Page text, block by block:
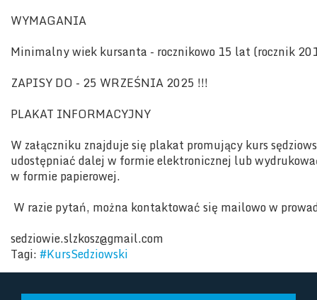
WYMAGANIA
Minimalny wiek kursanta - rocznikowo 15 lat (rocznik
ZAPISY DO - 25 WRZEŚNIA 2025 !!!
PLAKAT INFORMACYJNY
W załączniku znajduje się plakat promujący kurs
udostępniać dalej w formie elektronicznej lub
w formie papierowej.
W razie pytań, można kontaktować się mailowo w
sedziowie.slzkosz@gmail.com
Tagi:#KursSedziowski